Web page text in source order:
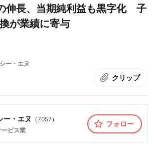
伸長、当期純利益も黒字化 子
が業績に寄与
ー・エヌ
クリップ
ー・エヌ （7057 ）
ービス業
フォロー